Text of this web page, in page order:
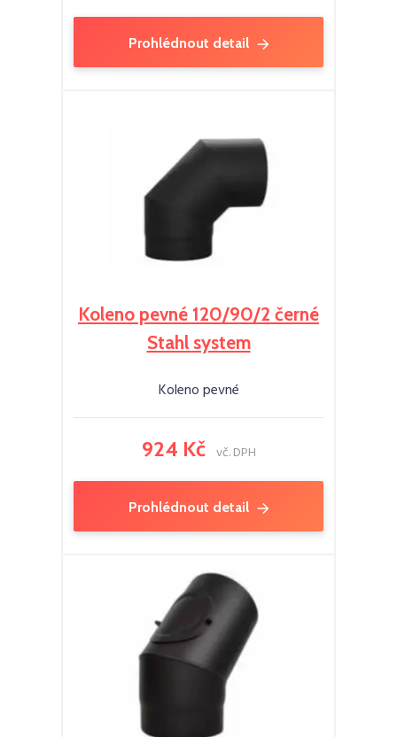
Prohlédnout detail
Koleno pevné 120/90/2 černé
Stahl system
Koleno pevné
924 Kč vč. DPH
Prohlédnout detail